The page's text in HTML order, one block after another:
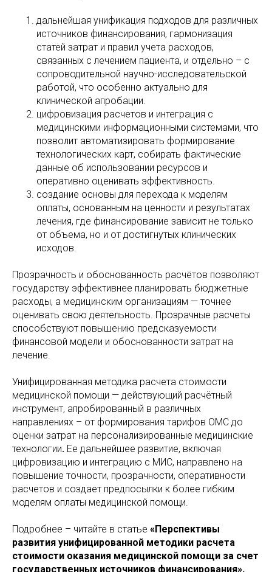
дальнейшая унификация подходов для различных
источников финансирования, гармонизация
статей затрат и правил учета расходов,
связанных с лечением пациента, и отдельно – с
сопроводительной научно-исследовательской
работой, что особенно актуально для
клинической апробации.
цифровизация расчетов и интеграция с
медицинскими информационными системами, что
позволит автоматизировать формирование
технологических карт, собирать фактические
данные об использовании ресурсов и
оперативно оценивать эффективность.
создание основы для перехода к моделям
оплаты, основанным на ценности и результатах
лечения, где финансирование зависит не только
от объема, но и от достигнутых клинических
исходов.
Прозрачность и обоснованность расчётов позволяют
государству эффективнее планировать бюджетные
расходы, а медицинским организациям — точнее
оценивать свою деятельность. Прозрачные расчеты
способствуют повышению предсказуемости
финансовой модели и обоснованности затрат на
лечение.
Унифицированная методика расчета стоимости
медицинской помощи — действующий расчётный
инструмент, апробированный в различных
направлениях – от формирования тарифов ОМС до
оценки затрат на персонализированные медицинские
технологии. Ее дальнейшее развитие, включая
цифровизацию и интеграцию с МИС, направлено на
повышение точности, прозрачности, оперативности
расчетов и создает предпосылки к более гибким
моделям оплаты медицинской помощи.
Подробнее – читайте в статье «Перспективы
развития унифицированной методики расчета
стоимости оказания медицинской помощи за счет
государственных источников финансирования»,